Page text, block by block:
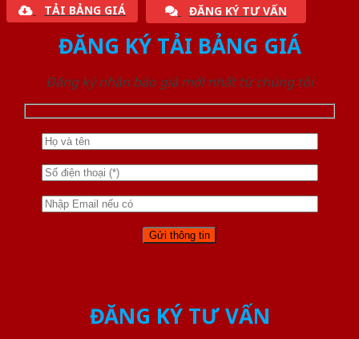
TẢI BẢNG GIÁ ĐĂNG KÝ TƯ VẤN
ĐĂNG KÝ TẢI BẢNG GIÁ
Đăng ký nhận báo giá mới nhất từ chúng tôi
ĐĂNG KÝ TƯ VẤN